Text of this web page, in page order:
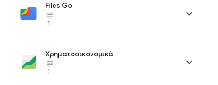
Files Go
subject_black
1

Χρηματοοικονομικά
subject_black
1
